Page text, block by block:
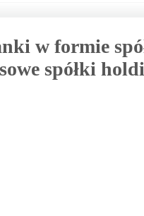
w formie
spółki